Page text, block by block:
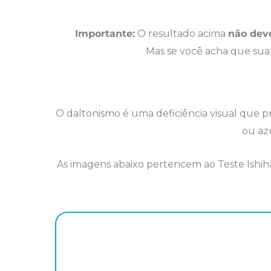
Importante:O resultado acima não
Mas se você acha que
O daltonismo é uma deficiência visual que
ou
As imagens abaixo pertencem ao Teste